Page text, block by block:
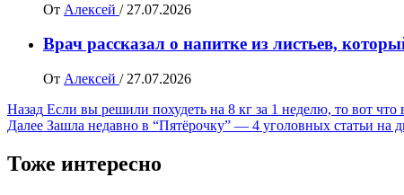
От Алексей / 27.07.2026
Врач рассказал о напитке из листьев,
От Алексей / 27.07.2026
Навигация
записи
Назад Если вы решили похудеть на 8 кг за 1 неделю, то вот что
Далее Зашла недавно в “Пятёрочку” — 4 уголовных статьи на
Тоже интересно